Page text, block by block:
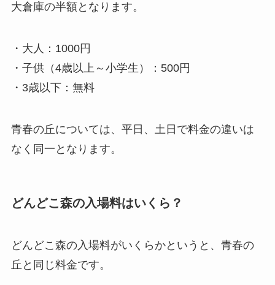
大倉庫の半額となります。
・大人：1000円
・子供（4歳以上～小学生）：500円
・3歳以下：無料
青春の丘については、平日、土日で料金の違いは
なく同一となります。
どんどこ森の入場料はいくら？
どんどこ森の入場料がいくらかというと、青春の
丘と同じ料金です。